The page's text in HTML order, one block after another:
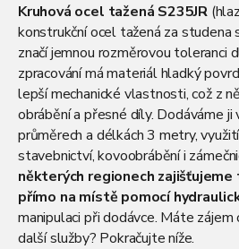
Kruhová ocel tažená S235JR
konstrukční ocel tažená za studena
značí jemnou rozměrovou toleranci
zpracování má materiál hladký
lepší mechanické vlastnosti, což z
obrábění a přesné díly. Dodáváme ji
průměrech a délkách 3 metry,
stavebnictví, kovoobrábění i
některých regionech
přímo na místě pomocí
manipulaci při dodávce. Máte zájem
další služby? Pokračujte níže.